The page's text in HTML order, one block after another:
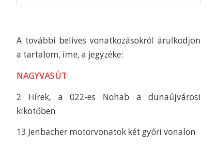
A további belíves vonatkozásokról árulkodjon
a tartalom, íme, a jegyzéke:
NAGYVASÚT
2 Hírek, a 022-es Nohab a dunaújvárosi
kikötőben
13 Jenbacher motorvonatok két győri vonalon